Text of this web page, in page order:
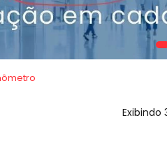
Agulha Epidural Tuohy
Agulha Epidural Weiss
Agulha Raquidiana
Agulha para Bloqueio
Seringa de
Dosador Oral
Exibindo